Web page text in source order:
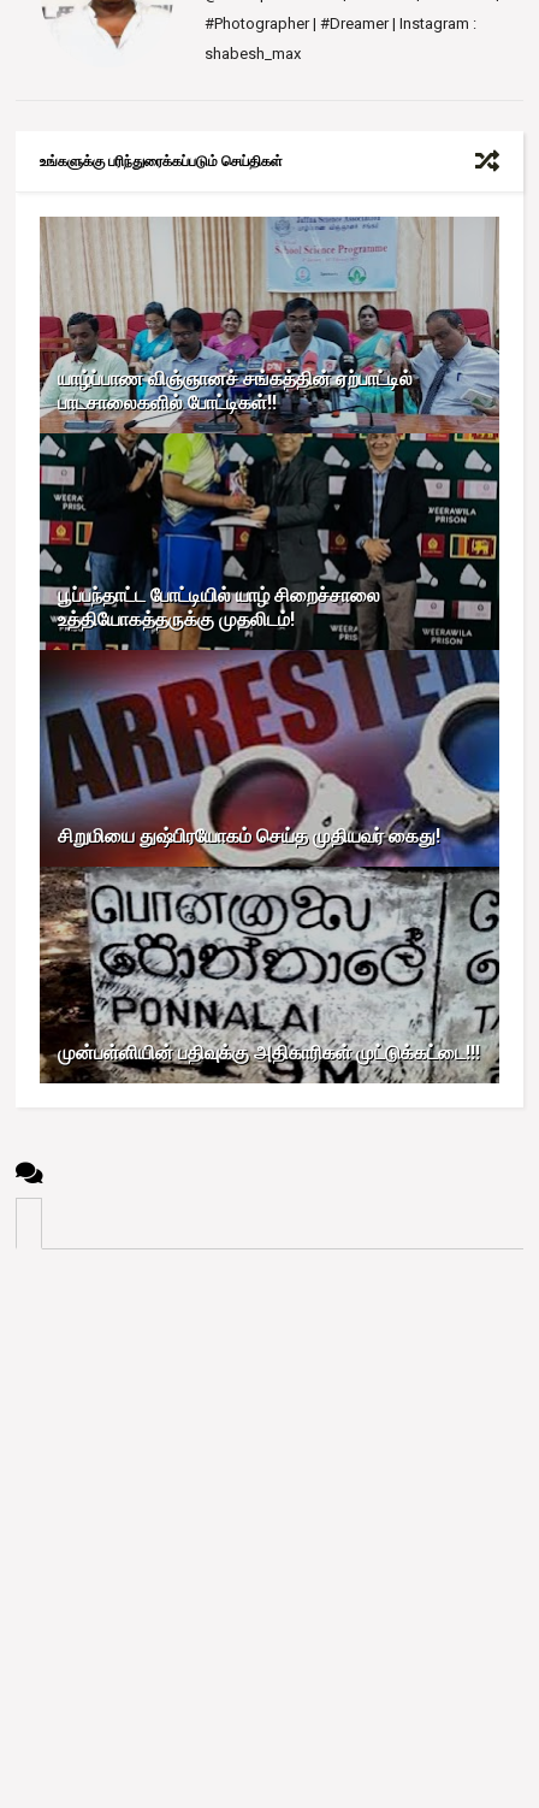
#Photographer | #Dreamer | Instagram :
shabesh_max
உங்களுக்கு பரிந்துரைக்கப்படும் செய்திகள்
யாழ்ப்பாண விஞ்ஞானச் சங்கத்தின் ஏற்பாட்டில்
பாடசாலைகளில் போட்டிகள்!!
பூப்பந்தாட்ட போட்டியில் யாழ் சிறைச்சாலை
உத்தியோகத்தருக்கு முதலிடம்!
சிறுமியை துஷ்பிரயோகம் செய்த முதியவர் கைது!
முன்பள்ளியின் பதிவுக்கு அதிகாரிகள் முட்டுக்கட்டை!!!